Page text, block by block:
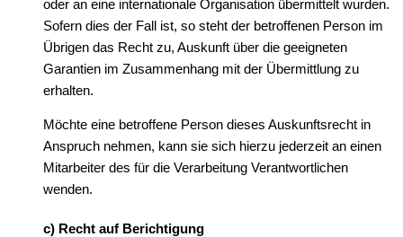
oder an eine internationale Organisation übermittelt wurden.
Sofern dies der Fall ist, so steht der betroffenen Person im
Übrigen das Recht zu, Auskunft über die geeigneten
Garantien im Zusammenhang mit der Übermittlung zu
erhalten.
Möchte eine betroffene Person dieses Auskunftsrecht in
Anspruch nehmen, kann sie sich hierzu jederzeit an einen
Mitarbeiter des für die Verarbeitung Verantwortlichen
wenden.
c) Recht auf Berichtigung